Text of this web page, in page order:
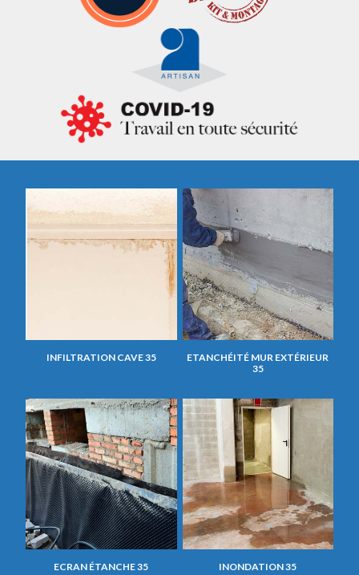
INFILTRATION CAVE 35
ETANCHÉITÉ MUR EXTÉRIEUR
35
ECRAN ÉTANCHE 35 INONDATION 35